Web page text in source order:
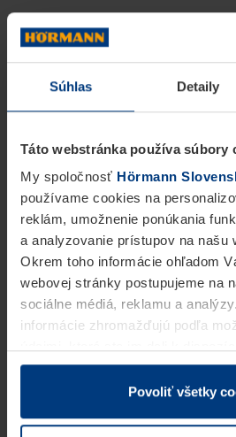
Súhlas Detaily
Táto webstránka používa súbory
My spoločnosť Hörmann
používame cookies na
reklám, umožnenie ponúkania
a analyzovanie prístupov na našu
Okrem toho informácie ohľadom
webovej stránky postupujeme na
sociálne médiá, reklamu a
informácie zhromažďujú podľa
v rámci Vášho využívania služieb.
Z právneho hľadiska môžeme
prevádzku tejto stránky. Pre
Povoliť všetky